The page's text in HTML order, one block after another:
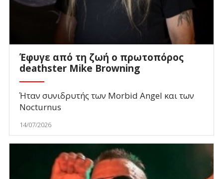
Έφυγε από τη ζωή ο πρωτοπόρος
deathster Mike Browning
Ήταν συνιδρυτής των Morbid Angel και των
Nocturnus
14/07/2026